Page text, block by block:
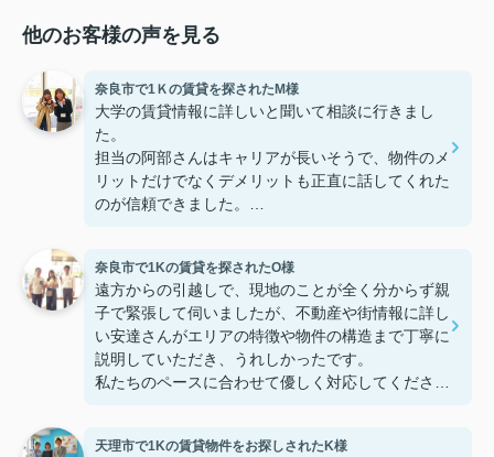
他のお客様の声を見る
奈良市で1Ｋの賃貸を探されたM様
大学の賃貸情報に詳しいと聞いて相談に行きまし
た。
担当の阿部さんはキャリアが長いそうで、物件のメ
リットだけでなくデメリットも正直に話してくれた
のが信頼できました。
す。
奈良市で1Kの賃貸を探されたO様
遠方からの引越しで、現地のことが全く分からず親
子で緊張して伺いましたが、不動産や街情報に詳し
い安達さんがエリアの特徴や物件の構造まで丁寧に
説明していただき、うれしかったです。
私たちのペースに合わせて優しく対応してくださっ
り、感謝しています。安達さん、ありがとうござい
天理市で1Kの賃貸物件をお探しされたK様